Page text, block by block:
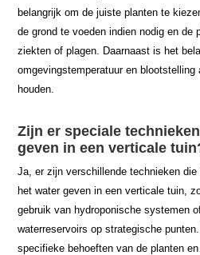
belangrijk om de juiste planten te
de grond te voeden indien nodig en de
ziekten of plagen. Daarnaast is het
omgevingstemperatuur en
houden.
Zijn er speciale
geven in een verticale
Ja, er zijn verschillende technieken
het water geven in een verticale tuin,
gebruik van hydroponische systemen
waterreservoirs op strategische
specifieke behoeften van de planten